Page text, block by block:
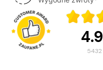
4.9
5432